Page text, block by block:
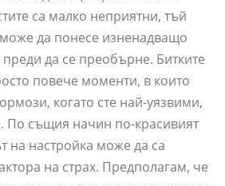
са малко неприятни, тъй
да понесе изненадващо
преди да се преобърне. Битките
повече моменти, в които
когато сте най-уязвими,
По същия начин по-красивият
на настройка може да са
на страх. Предполагам, че